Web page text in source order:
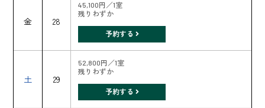
金 28
45,100円／1室
残りわずか
予約する
土 29
52,800円／1室
残りわずか
予約する